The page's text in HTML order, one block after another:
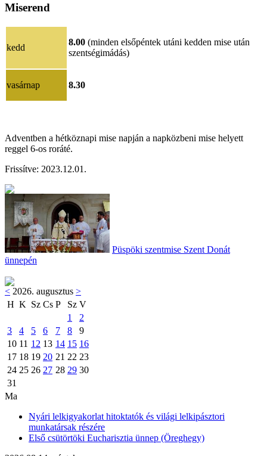
Miserend
kedd
8.00 (minden elsőpéntek utáni kedden mise után
szentségimádás)
vasárnap 8.30
Adventben a hétköznapi mise napján a napközbeni mise helyett
reggel 6-os roráté.
Frissítve: 2023.12.01 .
Püspöki szentmise Szent Donát
ünnepén
< 2026. augusztus >
H K Sz Cs P Sz V
1
2
3
4 5 6 7 8
9
10 11 12 13 14 15 16
17 18 19 20 21 22 23
24 25 26 27 28 29 30
31
Ma
Nyári lelkigyakorlat hitoktatók és világi lelkipásztori
munkatársak részére
Első csütörtöki Eucharisztia ünnep (Öreghegy)